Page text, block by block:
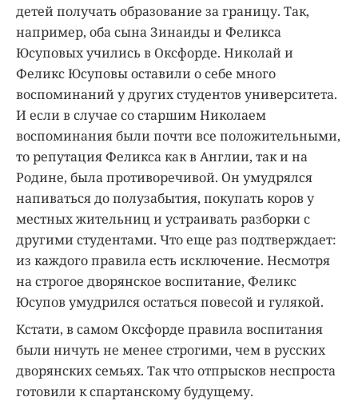
детей получать образование за границу. Так,
например, оба сына Зинаиды и Феликса
Юсуповых учились в Оксфорде. Николай и
Феликс Юсуповы оставили о себе много
воспоминаний у других студентов университета.
И если в случае со старшим Николаем
воспоминания были почти все положительными,
то репутация Феликса как в Англии, так и на
Родине, была противоречивой. Он умудрялся
напиваться до полузабытия, покупать коров у
местных жительниц и устраивать разборки с
другими студентами. Что еще раз подтверждает:
из каждого правила есть исключение. Несмотря
на строгое дворянское воспитание, Феликс
Юсупов умудрился остаться повесой и гулякой.
Кстати, в самом Оксфорде правила воспитания
были ничуть не менее строгими, чем в русских
дворянских семьях. Так что отпрысков неспроста
готовили к спартанскому будущему.